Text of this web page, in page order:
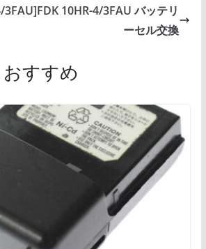
10HR-4/3FAU バッテリ
ーセル交換
すすめ